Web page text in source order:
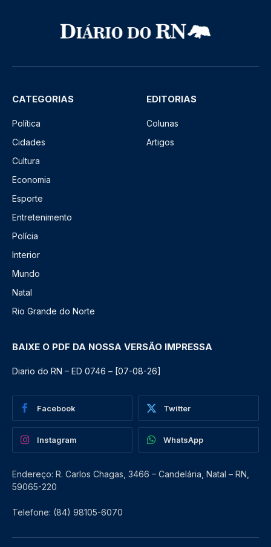
CATEGORIAS
Política
Cidades
Cultura
Economia
Esporte
Entretenimento
Polícia
Interior
Mundo
Natal
Rio Grande do Norte
EDITORIAS
Colunas
Artigos
BAIXE O PDF DA NOSSA VERSÃO IMPRESSA
Diario do RN – ED 0746 – [07-08-26]
Facebook Twitter
Instagram WhatsApp
Endereço: R. Carlos Chagas, 3466 – Candelária, Natal – RN,
59065-220
Telefone: (84) 98105-6070